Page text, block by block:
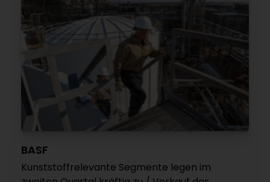
BASF
Kunststoffrelevante Segmente legen im